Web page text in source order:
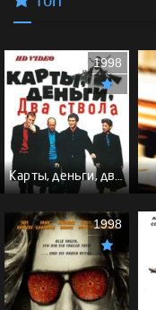
Карты, деньги, два ствола - (Перевод Гоблина)
1998
1998